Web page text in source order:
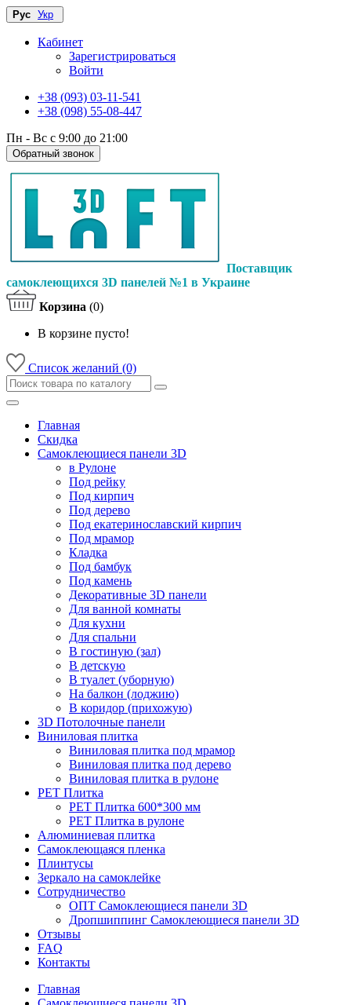
Рус Укр
Кабинет
Зарегистрироваться
Войти
+38 (093) 03-11-541
+38 (098) 55-08-447
Пн - Вс с 9:00 до 21:00
Обратный звонок
Поставщик
самоклеющихся 3D панелей №1 в Украине
Корзина (0)
В корзине пусто!
Список желаний (0)
Главная
Скидка
Самоклеющиеся панели 3D
в Рулоне
Под рейку
Под кирпич
Под дерево
Под екатеринославский кирпич
Под мрамор
Кладка
Под бамбук
Под камень
Декоративные 3D панели
Для ванной комнаты
Для кухни
Для спальни
В гостиную (зал)
В детскую
В туалет (уборную)
На балкон (лоджию)
В коридор (прихожую)
3D Потолочные панели
Виниловая плитка
Виниловая плитка под мрамор
Виниловая плитка под дерево
Виниловая плитка в рулоне
PET Плитка
PET Плитка 600*300 мм
PET Плитка в рулоне
Алюминиевая плитка
Самоклеющаяся пленка
Плинтусы
Зеркало на самоклейке
Сотрудничество
ОПТ Самоклеющиеся панели 3D
Дропшиппинг Самоклеющиеся панели 3D
Отзывы
FAQ
Контакты
Главная